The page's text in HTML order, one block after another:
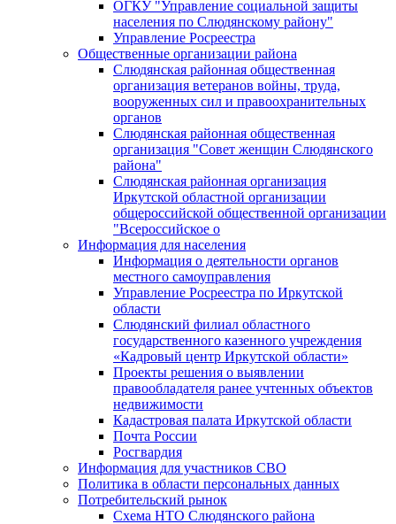
ОГКУ "Управление социальной защиты
населения по Слюдянскому району"
Управление Росреестра
Общественные организации района
Слюдянская районная общественная
организация ветеранов войны, труда,
вооруженных сил и правоохранительных
органов
Слюдянская районная общественная
организация "Совет женщин Слюдянского
района"
Слюдянская районная организация
Иркутской областной организации
общероссийской общественной организации
"Всероссийское о
Информация для населения
Информация о деятельности органов
местного самоуправления
Управление Росреестра по Иркутской
области
Слюдянский филиал областного
государственного казенного учреждения
«Кадровый центр Иркутской области»
Проекты решения о выявлении
правообладателя ранее учтенных объектов
недвижимости
Кадастровая палата Иркутской области
Почта России
Росгвардия
Информация для участников СВО
Политика в области персональных данных
Потребительский рынок
Схема НТО Слюдянского района